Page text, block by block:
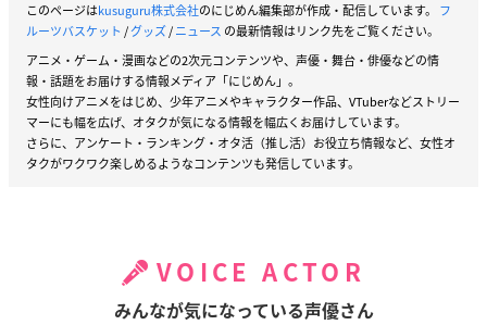
このページはkusuguru株式会社のにじめん編集部が作成・配信しています。 フ
ルーツバスケット /グッズ/ニュース の最新情報はリンク先をご覧ください。
アニメ・ゲーム・漫画などの2次元コンテンツや、声優・舞台・俳優などの情
報・話題をお届けする情報メディア「にじめん」。
女性向けアニメをはじめ、少年アニメやキャラクター作品、VTuberなどストリー
マーにも幅を広げ、オタクが気になる情報を幅広くお届けしています。
さらに、アンケート・ランキング・オタ活（推し活）お役立ち情報など、女性オ
タクがワクワク楽しめるようなコンテンツも発信しています。
VOICE ACTOR
みんなが気になっている声優さん